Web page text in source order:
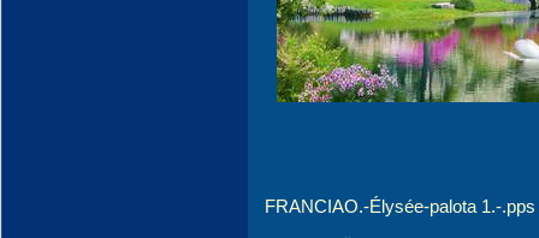
FRANCIAO.-Élysée-palota 1.-.pps